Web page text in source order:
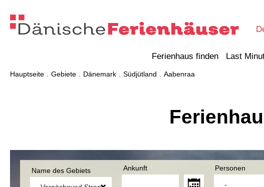
Ferienhaus finden Last
Hauptseite Gebiete Dänemark Südjütland Aabenraa
Name des Gebiets Ankunft Personen